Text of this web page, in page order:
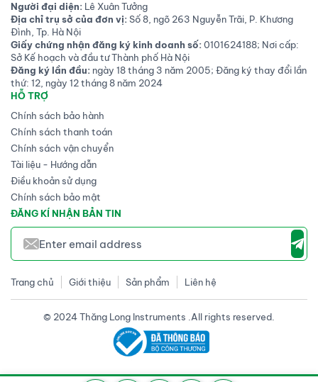
Người đại diện: Lê Xuân Tưởng
Địa chỉ trụ sở của đơn vị:Số 8, ngõ 263 Nguyễn Trãi, P. Khương
Đình, Tp. Hà Nội
Giấy chứng nhận đăng ký kinh doanh số:0101624188; Nơi cấp:
Sở Kế hoạch và đầu tư Thành phố Hà Nội
Đăng ký lần đầu: ngày 18 tháng 3 năm 2005; Đăng ký thay đổi lần
thứ: 12, ngày 12 tháng 8 năm 2024
HỖ TRỢ
Chính sách bảo hành
Chính sách thanh toán
Chính sách vận chuyển
Tài liệu - Hướng dẫn
Điều khoản sử dụng
Chính sách bảo mật
ĐĂNG KÍ NHẬN BẢN TIN
Trang chủ Giới thiệu Sản phẩm Liên hệ
© 2024 Thăng Long Instruments .All rights reserved.